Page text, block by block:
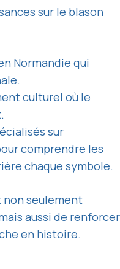
sur le blason
Normandie qui
culturel où le
sur
comprendre les
chaque symbole.
non seulement
aussi de renforcer
en histoire.